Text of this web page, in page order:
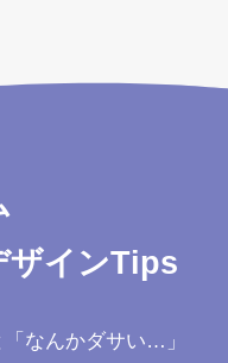
ザインTips
なんかダサい…」